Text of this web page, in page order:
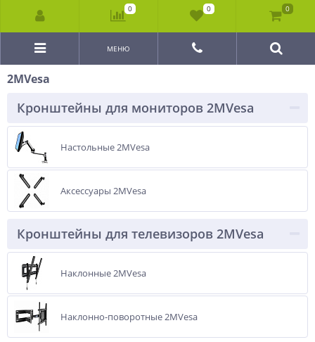
МЕНЮ
2MVesa
Кронштейны для мониторов 2MVesa
Настольные 2MVesa
Аксессуары 2MVesa
Кронштейны для телевизоров 2MVesa
Наклонные 2MVesa
Наклонно-поворотные 2MVesa
0 0 0